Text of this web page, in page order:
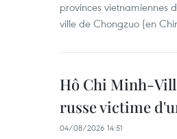
provinces vietnamiennes
ville de Chongzuo (en
Hô Chi Minh-
russe victime
04/08/2026 14:51